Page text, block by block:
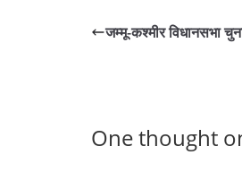
bo
ok r
जम्मू-कश्मीर विधानसभा
One thought